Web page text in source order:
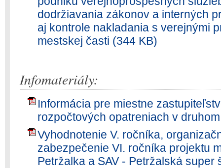
dodržiavania zákonov a interných
aj kontrole nakladania s verejnými
mestskej časti (344 KB)
Infomateriály:
Informácia pre miestne
rozpočtových opatreniach v
Vyhodnotenie V. ročníka,
zabezpečenie VI. ročníka projektu
Petržalka a SAV - Petržalská super